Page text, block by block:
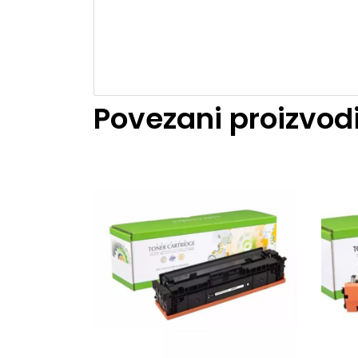
Povezani